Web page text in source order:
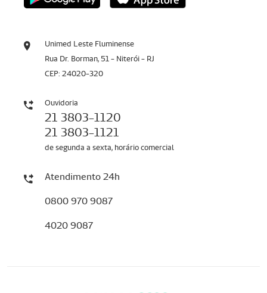
Unimed Leste Fluminense
Rua Dr. Borman, 51 - Niterói - RJ
CEP: 24020-320
Ouvidoria
21 3803-1120
21 3803-1121
de segunda a sexta, horário comercial
Atendimento 24h
0800 970 9087
4020 9087